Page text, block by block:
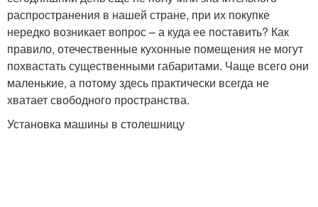
распространения в нашей стране, при их покупке
нередко возникает вопрос – а куда ее поставить? Как
правило, отечественные кухонные помещения не могут
похвастать существенными габаритами. Чаще всего они
маленькие, а потому здесь практически всегда не
хватает свободного пространства.
Установка машины в столешницу